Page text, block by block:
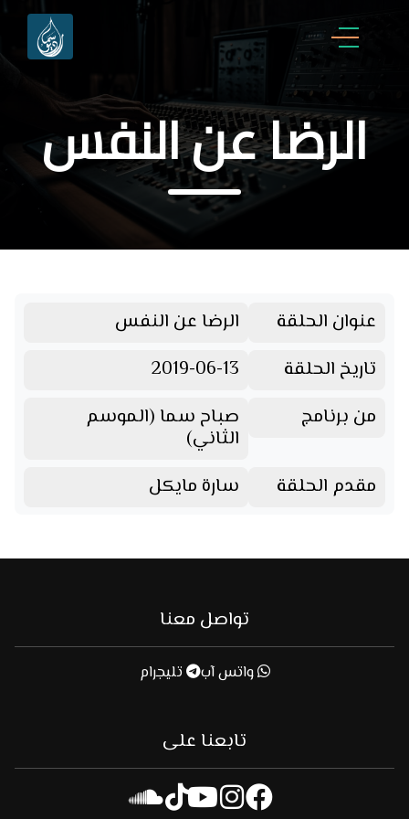
الرضا عن النفس
عنوان الحلقة
الرضا عن النفس
تاريخ الحلقة
2019-06-13
من برنامج
صباح سما (الموسم
الثاني)
مقدم الحلقة
سارة مايكل
تواصل معنا
واتس آب تليجرام
تابعنا على